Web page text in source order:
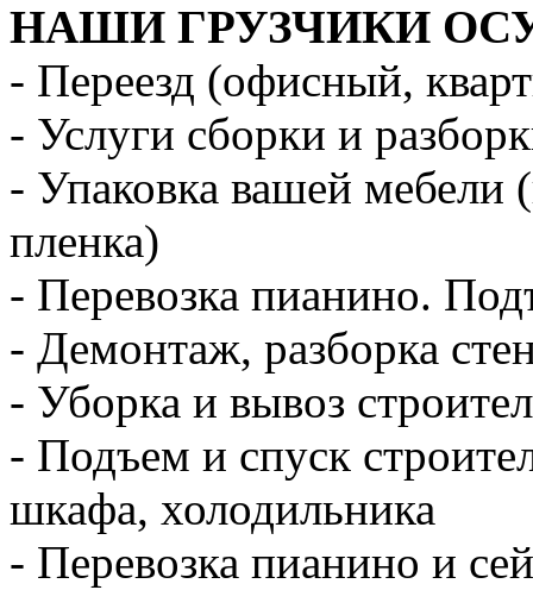
НАШИ ГРУЗЧИКИ
- Переезд (офисный,
- Услуги сборки и
- Упаковка вашей мебели
пленка)
- Перевозка пианино.
- Демонтаж, разборка
- Уборка и вывоз
- Подъем и спуск
шкафа, холодильника
- Перевозка пианино и